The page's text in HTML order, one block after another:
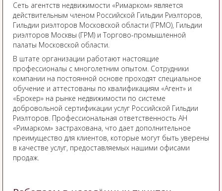
Сеть агентств недвижимости «Римарком» является
действительным членом Российской Гильдии Риэлторов,
Гильдии риэлторов Московской области (ГРМО), Гильдии
риэлторов Москвы (ГРМ) и Торгово-промышленной
палаты Московской области.
В штате организации работают настоящие
профессионалы с многолетним опытом. Сотрудники
компании на постоянной основе проходят специальное
обучение и аттестованы по квалификациям «Агент» и
«Брокер» на рынке недвижимости по системе
добровольной сертификации услуг Российской Гильдии
Риэлторов. Профессиональная ответственность АН
«Римарком» застрахована, что дает дополнительное
преимущество для клиентов, которые могут быть уверены
в качестве услуг, предоставляемых нашими офисами
продаж.